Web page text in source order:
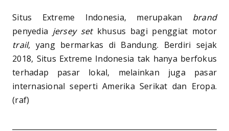
Situs Extreme Indonesia, merupakan brand
penyedia jersey set khusus bagi penggiat motor
trail, yang bermarkas di Bandung. Berdiri sejak
2018, Situs Extreme Indonesia tak hanya berfokus
terhadap pasar lokal, melainkan juga pasar
internasional seperti Amerika Serikat dan Eropa.
(raf)